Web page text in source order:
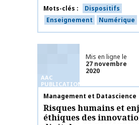
Mots-clés
Dispositifs
Enseignement
Numérique
AAC
PUBLICATIONS
Mis en ligne le
27 novembre
2020
Nom de la publication
Management et Datascience
Risques humains et
éthiques des